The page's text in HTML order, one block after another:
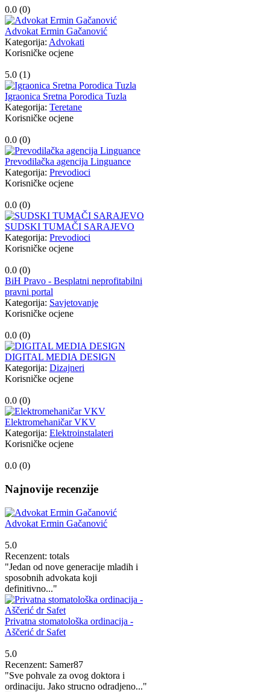
0.0 (0)
Advokat Ermin Gačanović
Kategorija: Advokati
Korisničke ocjene
5.0 (1)
Igraonica Sretna Porodica Tuzla
Kategorija: Teretane
Korisničke ocjene
0.0 (0)
Prevodilačka agencija Linguance
Kategorija: Prevodioci
Korisničke ocjene
0.0 (0)
SUDSKI TUMAČI SARAJEVO
Kategorija: Prevodioci
Korisničke ocjene
0.0 (0)
BiH Pravo - Besplatni neprofitabilni
pravni portal
Kategorija: Savjetovanje
Korisničke ocjene
0.0 (0)
DIGITAL MEDIA DESIGN
Kategorija: Dizajneri
Korisničke ocjene
0.0 (0)
Elektromehaničar VKV
Kategorija: Elektroinstalateri
Korisničke ocjene
0.0 (0)
Najnovije recenzije
Advokat Ermin Gačanović
5.0
Recenzent: totals
"Jedan od nove generacije mladih i
sposobnih advokata koji
definitivno..."
Privatna stomatološka ordinacija -
Aščerić dr Safet
5.0
Recenzent: Samer87
"Sve pohvale za ovog doktora i
ordinaciju. Jako strucno odradjeno..."